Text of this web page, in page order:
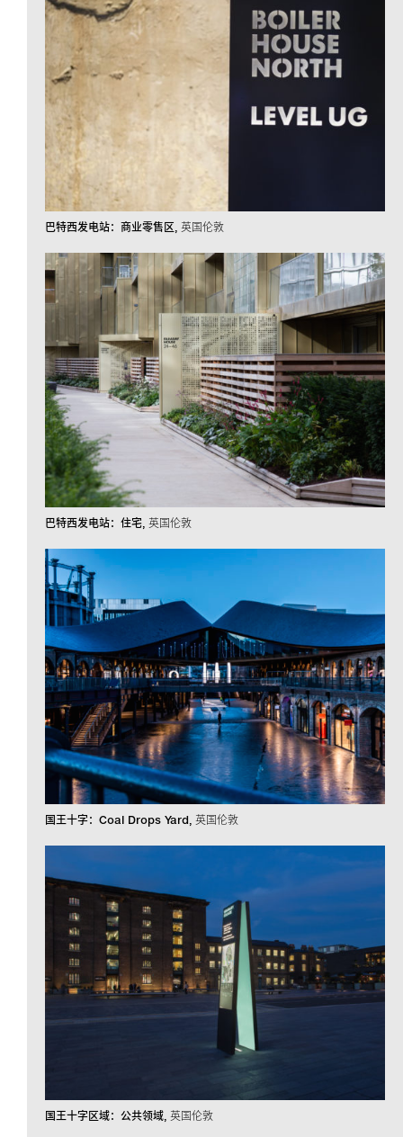
巴特西发电站：商业零售区 英国伦敦
巴特西发电站：住宅 英国伦敦
国王十字：Coal Drops Yard 英国伦敦
国王十字区域：公共领域 英国伦敦